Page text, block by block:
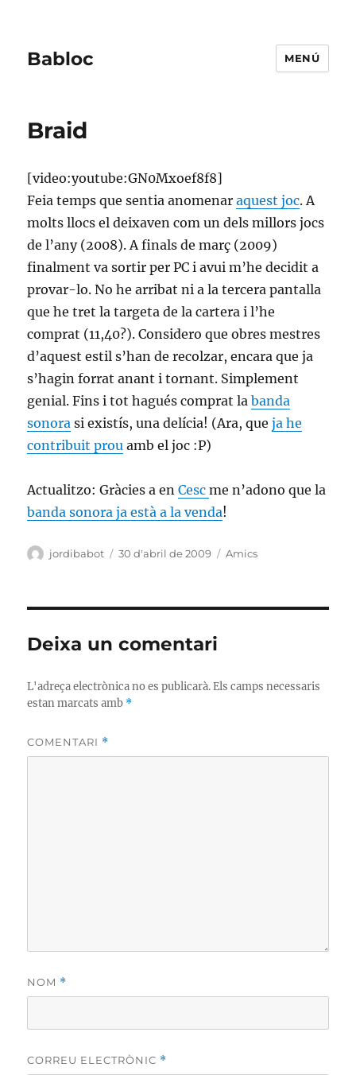
Babloc MENÚ
Braid
[video:youtube:GN0Mxoef8f8]
Feia temps que sentia anomenaraquest joc. A
molts llocs el deixaven com un dels millors jocs
de l’any (2008). A finals de març (2009)
finalment va sortir per PC i avui m’he decidit a
provar-lo. No he arribat ni a la tercera pantalla
que he tret la targeta de la cartera i l’he
comprat (11,40?). Considero que obres mestres
d’aquest estil s’han de recolzar, encara que ja
s’hagin forrat anant i tornant. Simplement
genial. Fins i tot hagués comprat labanda
sonora si existís, una delícia! (Ara, queja he
contribuit prou amb el joc :P)
Actualitzo: Gràcies a enCescme n’adono que la
banda sonora ja està a la venda!
Autor
jordibabot
Publicat
30 d'abril de 2009 Categories
Amics
Deixa un comentari
L'adreça electrònica no es publicarà. Els camps necessaris
estan marcats amb *
COMENTARI *
NOM *
CORREU ELECTRÒNIC *